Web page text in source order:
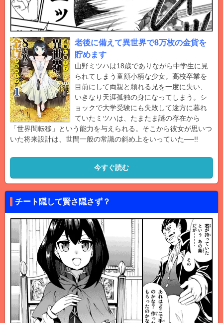
老後に備えて異世界で8万枚の金貨を
貯めます
山野ミツハは18歳でありながら中学生に見
られてしまう童顔小柄な少女。高校卒業を
目前にして両親と頼れる兄を一度に失い、
いきなり天涯孤独の身になってしまう。シ
ョックで大学受験にも失敗して途方に暮れ
ていたミツハは、たまたま謎の存在から
「世界間転移」という能力を与えられる。そこから彼女が思いつ
いた将来設計は、世間一般の常識の斜め上をいっていた──!!
今すぐ読む
チート隠して賢さ隠さず？